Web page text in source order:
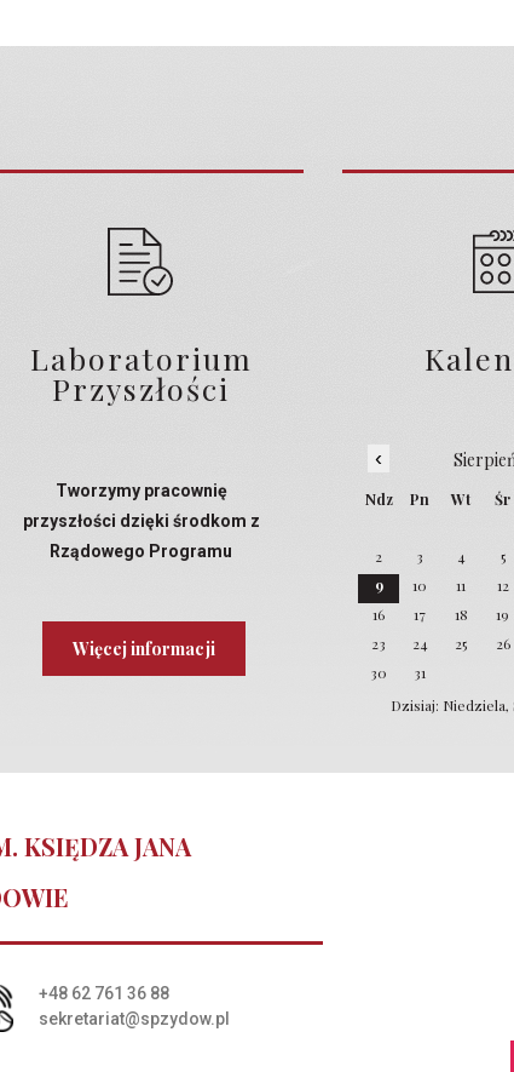
Laboratorium
Przyszłości
Tworzymy pracownię
przyszłości dzięki środkom z
Rządowego Programu
Więcej informacji
‹
Ndz Pn Wt Śr
2
3 4 5
9
10 11 12
16
17 18 19
23
24 25 26
30
31
Dzisiaj: Niedziela,
KSIĘDZA JANA
+48 62 761 36 88
sekretariat@spzydow.pl